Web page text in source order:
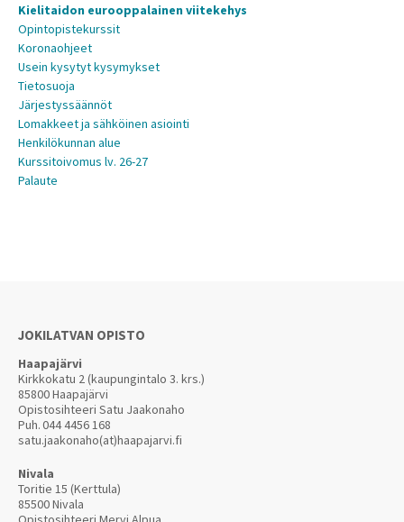
Kielitaidon eurooppalainen viitekehys
Opintopistekurssit
Koronaohjeet
Usein kysytyt kysymykset
Tietosuoja
Järjestyssäännöt
Lomakkeet ja sähköinen asiointi
Henkilökunnan alue
Kurssitoivomus lv. 26-27
Palaute
JOKILATVAN OPISTO
Haapajärvi
Kirkkokatu 2 (kaupungintalo 3. krs.)
85800 Haapajärvi
Opistosihteeri Satu Jaakonaho
Puh.044 4456 168
satu.jaakonaho(at)haapajarvi.fi
Nivala
Toritie 15 (Kerttula)
85500 Nivala